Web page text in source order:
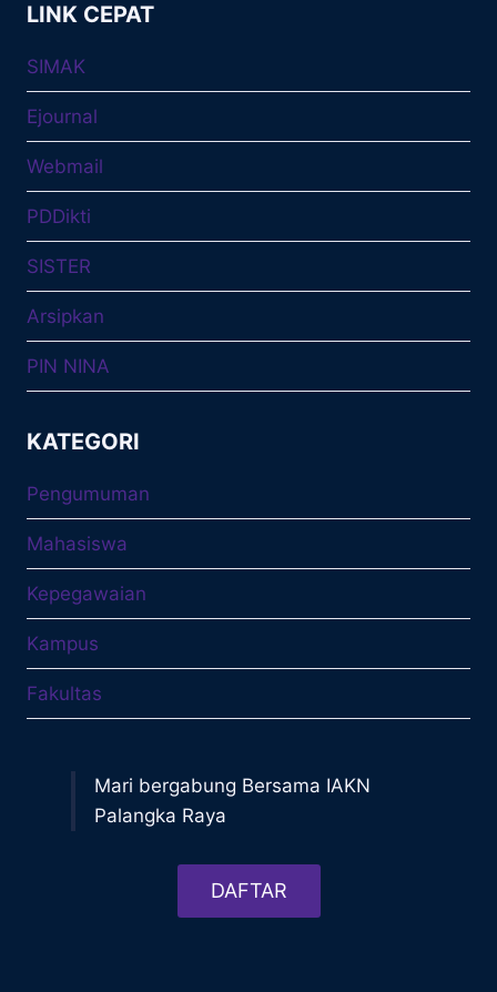
LINK CEPAT
SIMAK
Ejournal
Webmail
PDDikti
SISTER
Arsipkan
PIN NINA
KATEGORI
Pengumuman
Mahasiswa
Kepegawaian
Kampus
Fakultas
Mari bergabung Bersama IAKN
Palangka Raya
DAFTAR